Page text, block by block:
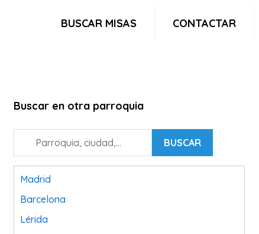
BUSCAR MISAS CONTACTAR
Buscar en otra parroquia
BUSCAR
Madrid
Barcelona
Lérida